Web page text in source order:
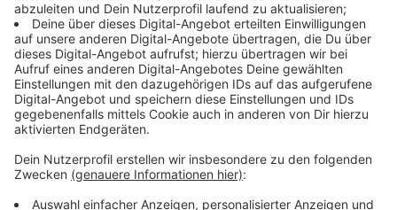
Veröffentlicht:Mittwoch, 17.12.2025 06:03
Anzeige
Anzeige